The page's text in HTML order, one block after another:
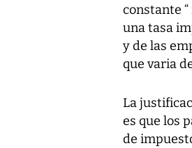
constante
una tasa
y de las
que varia
La
es que los
de